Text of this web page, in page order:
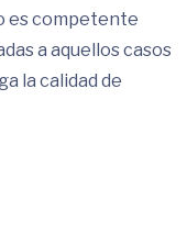
es competente
a aquellos casos
la calidad de